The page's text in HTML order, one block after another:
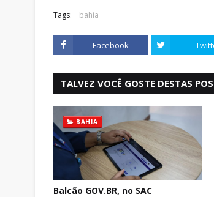
Tags: bahia
Facebook
TALVEZ VOCÊ GOSTE DESTAS
BAHIA
Balcão GOV.BR, no SAC